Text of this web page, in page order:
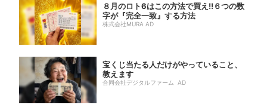
８月のロト6はこの方法で買え!!６つの数
字が『完全一致』する方法
株式会社MURA AD
宝くじ当たる人だけがやっていること、
教えます
合同会社デジタルファーム AD